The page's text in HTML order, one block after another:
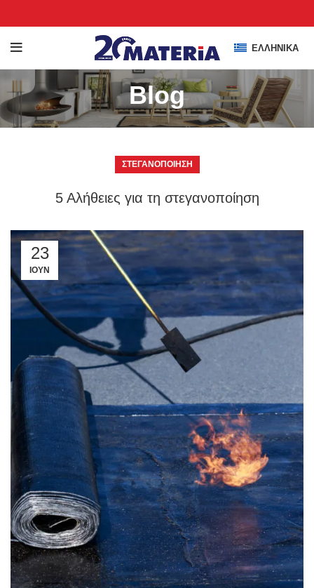
ΕΛΛΗΝΙΚΆ
Blog
ΣΤΕΓΑΝΟΠΟΊΗΣΗ
5 Αλήθειες για τη στεγανοποίηση
23
ΙΟΎΝ